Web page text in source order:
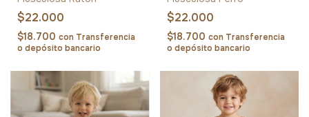
$22.000
$18.700 con Transferencia
o depósito bancario
$22.000
$18.700 con Transferencia
o depósito bancario